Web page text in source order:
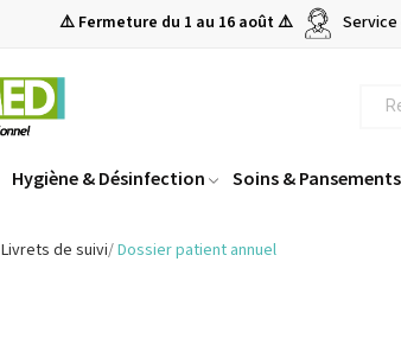
⚠️ Fermeture du 1 au 16 août ⚠️
Hygiène & Désinfection Soins & Pansements
Livrets de suivi Dossier patient annuel